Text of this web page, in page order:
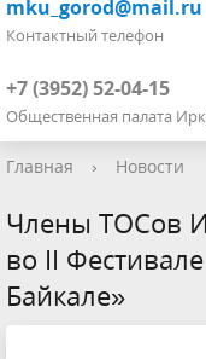
mku_gorod@mail.ru
Контактный телефон
+7 (3952) 52-04-15
Общественная палата
Главная › Новости
Члены ТОСов
во II
Байкале»